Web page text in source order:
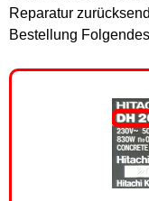
Reparatur
Bestellung